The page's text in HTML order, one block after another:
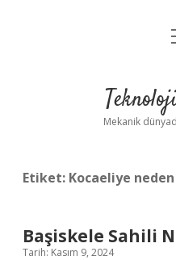
Mekanik
Etiket: Kocaeliye
Başiskele Sahili
Tarih: Kasım 9, 2024